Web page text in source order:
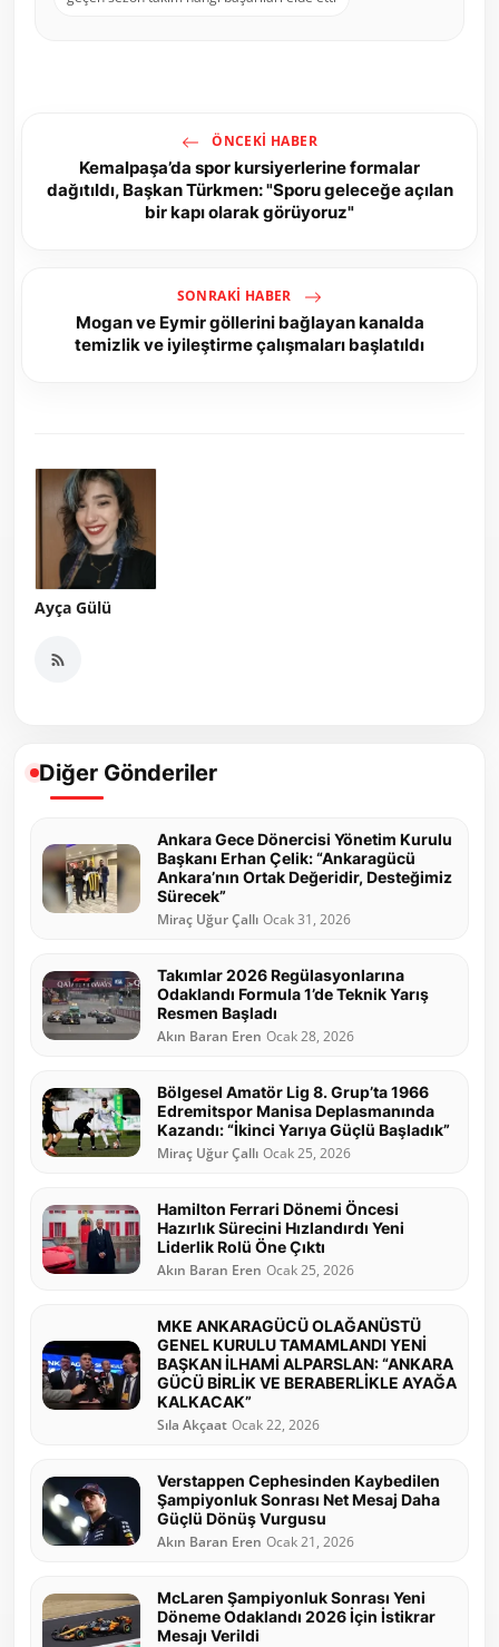
ÖNCEKI HABER
Kemalpaşa’da spor kursiyerlerine formalar
dağıtıldı, Başkan Türkmen: "Sporu geleceğe açılan
bir kapı olarak görüyoruz"
SONRAKI HABER
Mogan ve Eymir göllerini bağlayan kanalda
temizlik ve iyileştirme çalışmaları başlatıldı
Ayça Gülü
Diğer Gönderiler
Ankara Gece Dönercisi Yönetim Kurulu
Başkanı Erhan Çelik: “Ankaragücü
Ankara’nın Ortak Değeridir, Desteğimiz
Sürecek”
Miraç Uğur Çallı Ocak 31, 2026
Takımlar 2026 Regülasyonlarına
Odaklandı Formula 1’de Teknik Yarış
Resmen Başladı
Akın Baran Eren Ocak 28, 2026
Bölgesel Amatör Lig 8. Grup’ta 1966
Edremitspor Manisa Deplasmanında
Kazandı: “İkinci Yarıya Güçlü Başladık”
Miraç Uğur Çallı Ocak 25, 2026
Hamilton Ferrari Dönemi Öncesi
Hazırlık Sürecini Hızlandırdı Yeni
Liderlik Rolü Öne Çıktı
Akın Baran Eren Ocak 25, 2026
MKE ANKARAGÜCÜ OLAĞANÜSTÜ
GENEL KURULU TAMAMLANDI YENİ
BAŞKAN İLHAMİ ALPARSLAN: “ANKARA
GÜCÜ BİRLİK VE BERABERLİKLE AYAĞA
KALKACAK”
Sıla Akçaat Ocak 22, 2026
Verstappen Cephesinden Kaybedilen
Şampiyonluk Sonrası Net Mesaj Daha
Güçlü Dönüş Vurgusu
Akın Baran Eren Ocak 21, 2026
McLaren Şampiyonluk Sonrası Yeni
Döneme Odaklandı 2026 İçin İstikrar
Mesajı Verildi